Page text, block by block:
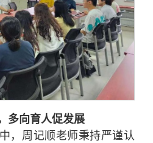
多向育人促发展
，周记顺老师秉持严谨认